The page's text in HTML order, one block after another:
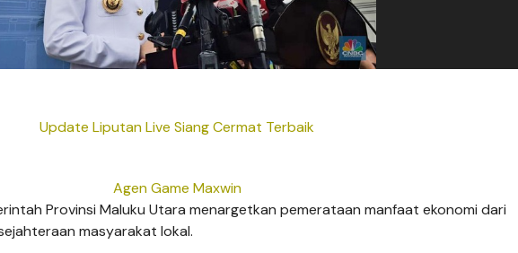
Update Liputan Live Siang Cermat Terbaik
Agen Game Maxwin
Provinsi Maluku Utara menargetkan pemerataan manfaat ekonomi dari
masyarakat lokal.